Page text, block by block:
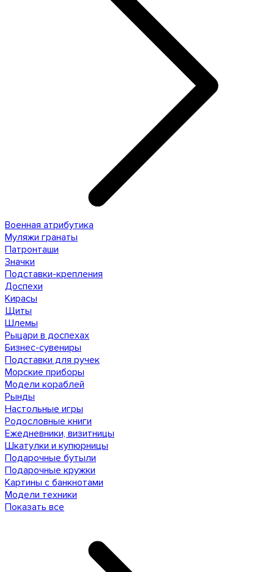
Военная атрибутика
Муляжи гранаты
Патронташи
Значки
Подставки-крепления
Доспехи
Кирасы
Щиты
Шлемы
Рыцари в доспехах
Бизнес-сувениры
Подставки для ручек
Морские приборы
Модели кораблей
Рынды
Настольные игры
Родословные книги
Ежедневники, визитницы
Шкатулки и купюрницы
Подарочные бутыли
Подарочные кружки
Картины с банкнотами
Модели техники
Показать все